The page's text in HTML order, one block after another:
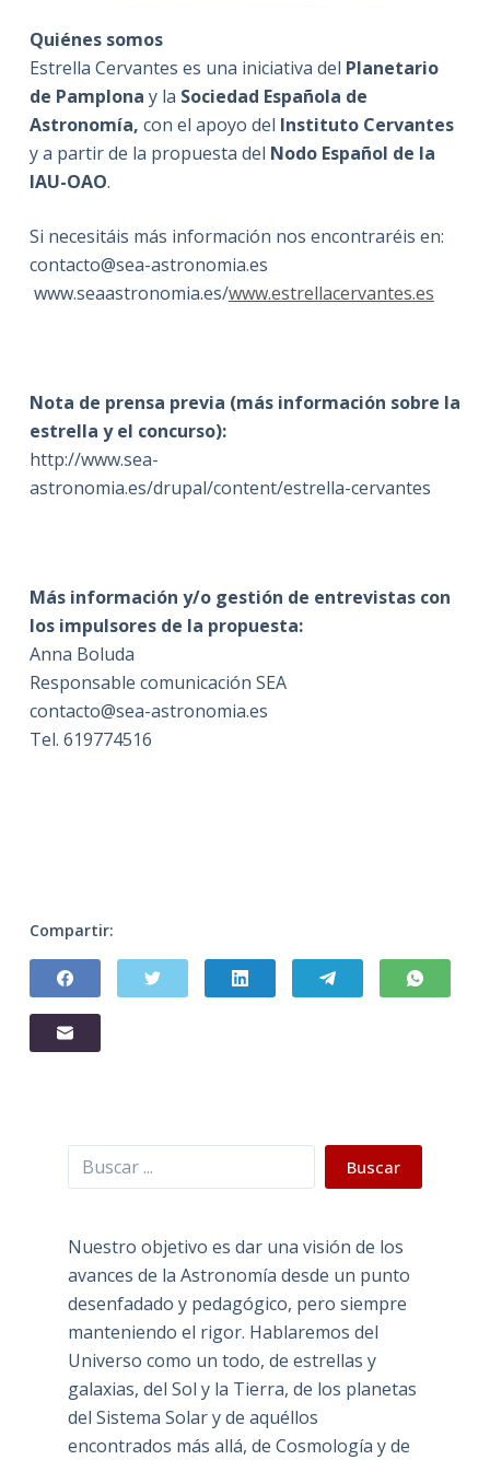
Quiénes somos
Estrella Cervantes es una iniciativa del Planetario
de Pamplona y la Sociedad Española de
Astronomía, con el apoyo del Instituto Cervantes
y a partir de la propuesta del Nodo Español de la
IAU-OAO.
Si necesitáis más información nos encontraréis en:
contacto@sea-astronomia.es
www.seaastronomia.es/www.estrellacervantes.es
Nota de prensa previa (más información sobre la
estrella y el concurso):
http://www.sea-
astronomia.es/drupal/content/estrella-cervantes
Más información y/o gestión de entrevistas con
los impulsores de la propuesta:
Anna Boluda
Responsable comunicación SEA
contacto@sea-astronomia.es
Tel. 619774516
Compartir:
Buscar Buscar
Nuestro objetivo es dar una visión de los
avances de la Astronomía desde un punto
desenfadado y pedagógico, pero siempre
manteniendo el rigor. Hablaremos del
Universo como un todo, de estrellas y
galaxias, del Sol y la Tierra, de los planetas
del Sistema Solar y de aquéllos
encontrados más allá, de Cosmología y de